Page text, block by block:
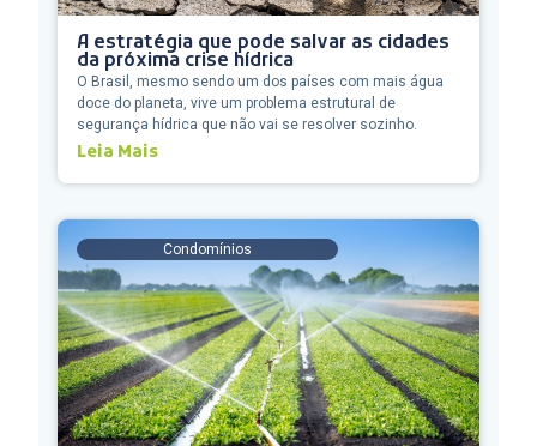
A estratégia que pode salvar as cidades
da próxima crise hídrica
O Brasil, mesmo sendo um dos países com mais água
doce do planeta, vive um problema estrutural de
segurança hídrica que não vai se resolver sozinho.
Leia Mais
Condomínios